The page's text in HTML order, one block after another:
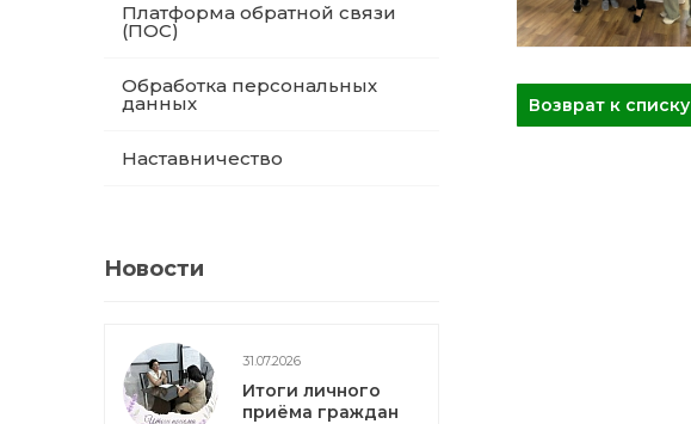
Платформа обратной связи
(ПОС)
Обработка персональных
данных
Наставничество
Новости
31.07.2026
Итоги личного
приёма граждан
Возврат к списку